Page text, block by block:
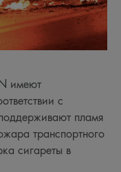
имеют
с
пламя
транспортного
сигареты в